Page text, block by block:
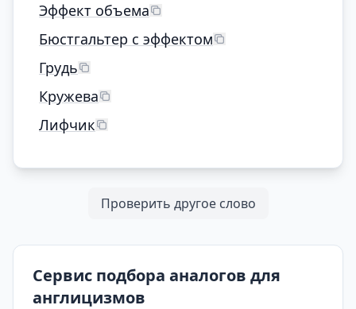
Эффект объема
Бюстгальтер с эффектом
Грудь
Кружева
Лифчик
Проверить другое слово
Сервис подбора аналогов для
англицизмов